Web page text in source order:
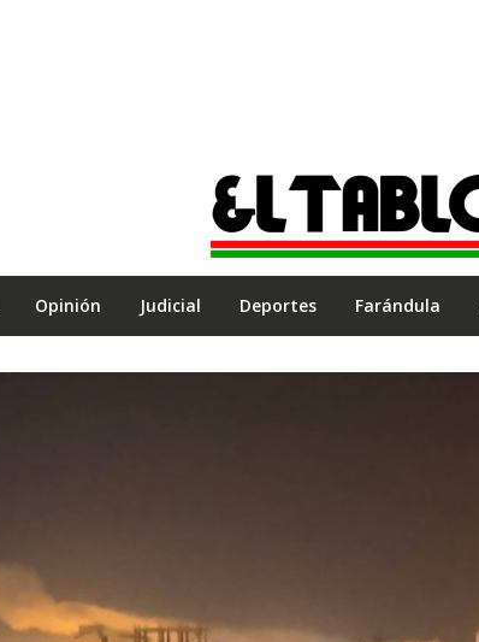
Opinión Judicial Deportes Farándula